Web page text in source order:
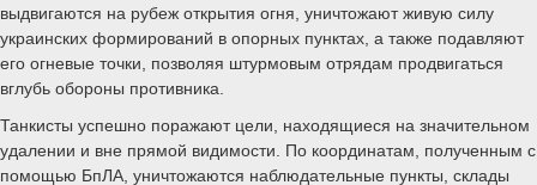
выдвигаются на рубеж открытия огня, уничтожают живую силу
украинских формирований в опорных пунктах, а также подавляют
его огневые точки, позволяя штурмовым отрядам продвигаться
вглубь обороны противника.
Танкисты успешно поражают цели, находящиеся на значительном
удалении и вне прямой видимости. По координатам, полученным с
помощью БпЛА, уничтожаются наблюдательные пункты, склады